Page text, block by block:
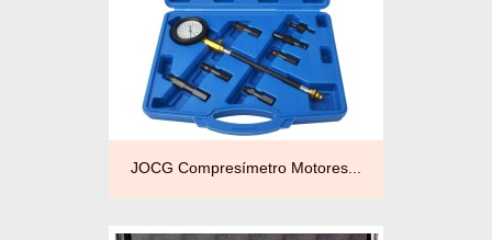
JOCG Compresímetro Motores...